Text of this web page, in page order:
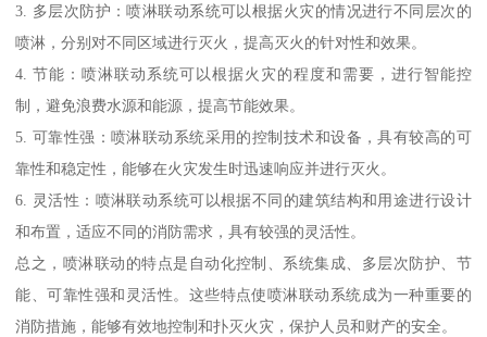
3. 多层次防护：喷淋联动系统可以根据火灾的情况进行不同层次的
喷淋，分别对不同区域进行灭火，提高灭火的针对性和效果。
4. 节能：喷淋联动系统可以根据火灾的程度和需要，进行智能控
制，避免浪费水源和能源，提高节能效果。
5. 可靠性强：喷淋联动系统采用的控制技术和设备，具有较高的可
靠性和稳定性，能够在火灾发生时迅速响应并进行灭火。
6. 灵活性：喷淋联动系统可以根据不同的建筑结构和用途进行设计
和布置，适应不同的消防需求，具有较强的灵活性。
总之，喷淋联动的特点是自动化控制、系统集成、多层次防护、节
能、可靠性强和灵活性。这些特点使喷淋联动系统成为一种重要的
消防措施，能够有效地控制和扑灭火灾，保护人员和财产的安全。